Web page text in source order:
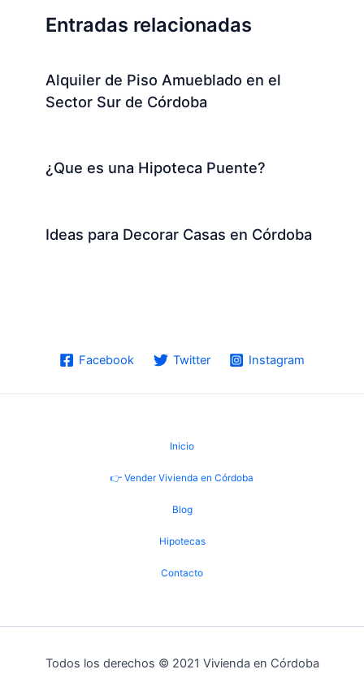
Entradas relacionadas
Alquiler de Piso Amueblado en el
Sector Sur de Córdoba
¿Que es una Hipoteca Puente?
Ideas para Decorar Casas en Córdoba
Facebook Twitter Instagram
Inicio
👉 Vender Vivienda en Córdoba
Blog
Hipotecas
Contacto
Todos los derechos © 2021 Vivienda en Córdoba